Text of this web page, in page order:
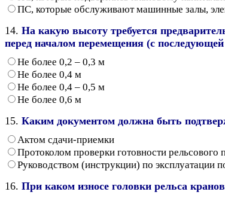
ПС, которые обслуживают машинные залы,
14. На какую высоту требуется
перед началом перемещения (с последующей
Не более 0,2 – 0,3 м
Не более 0,4 м
Не более 0,4 – 0,5 м
Не более 0,6 м
15. Каким документом должна быть
Актом сдачи-приемки
Протоколом проверки готовности рельсового
Руководством (инструкции) по эксплуатации
16. При каком износе головки рельса